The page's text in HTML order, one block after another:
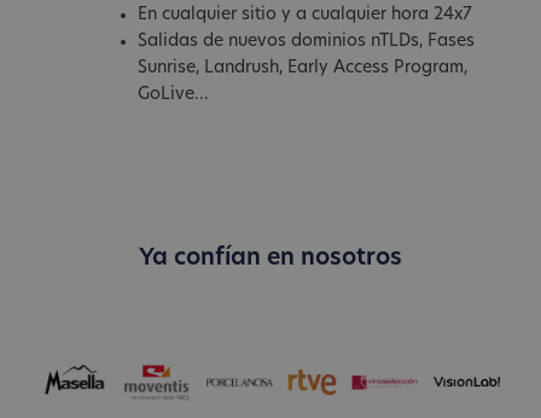
En cualquier sitio y a cualquier hora 24x7
Salidas de nuevos dominios nTLDs, Fases
Sunrise, Landrush, Early Access Program,
GoLive...
Ya confían en nosotros